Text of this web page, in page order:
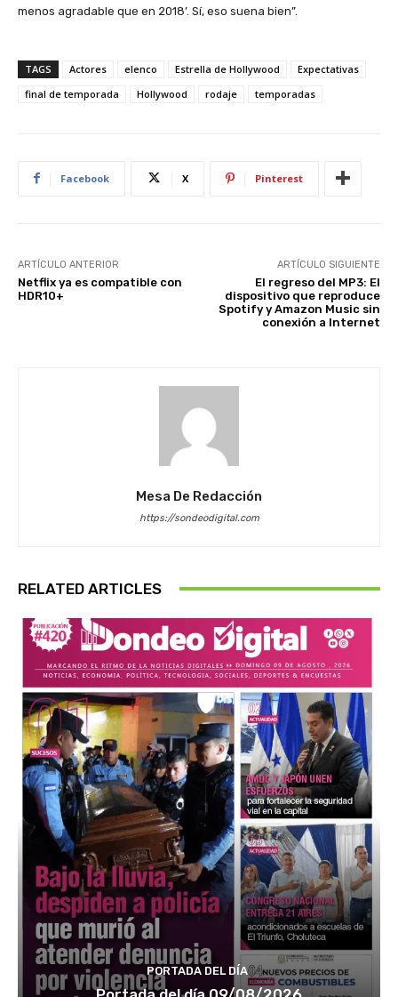
menos agradable que en 2018’. Sí, eso suena bien”.
TAGS Actores elenco Estrella de Hollywood
Expectativas
final de temporada
Hollywood rodaje temporadas
Facebook X Pinterest
ARTÍCULO ANTERIOR
Netflix ya es compatible con
HDR10+
ARTÍCULO SIGUIENTE
El regreso del MP3: El
dispositivo que reproduce
Spotify y Amazon Music sin
conexión a Internet
Mesa De Redacción
https://sondeodigital.com
RELATED ARTICLES
PORTADA DEL DÍA